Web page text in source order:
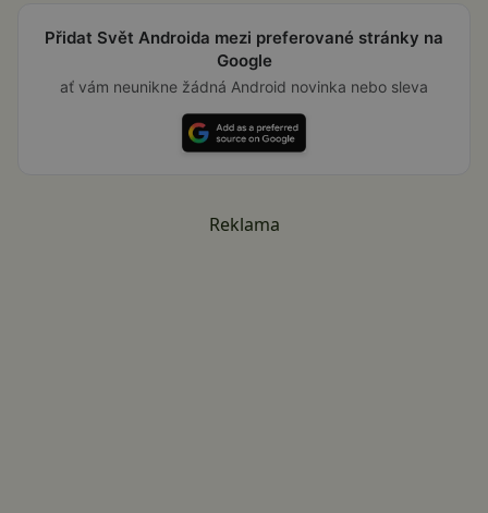
Přidat Svět Androida mezi preferované stránky na
Google
ať vám neunikne žádná Android novinka nebo sleva
Reklama